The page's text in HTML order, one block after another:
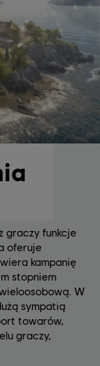
graczy funkcje
oferuje
kampanię
stopniem
W
sympatią
towarów,
graczy,